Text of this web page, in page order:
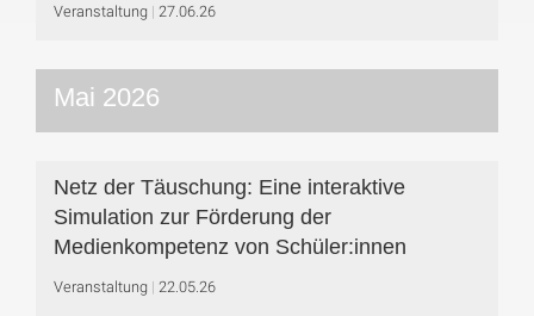
Veranstaltung 27.06.26
Mai 2026
Netz der Täuschung: Eine interaktive
Simulation zur Förderung der
Medienkompetenz von Schüler:innen
Veranstaltung 22.05.26